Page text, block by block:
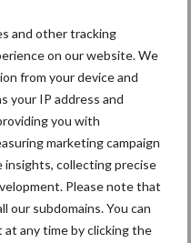
and other tracking
on our website. We
from your device and
your IP address and
you with
marketing campaign
insights, collecting precise
Please note that
our subdomains. You can
any time by clicking the
Duurzaamheid